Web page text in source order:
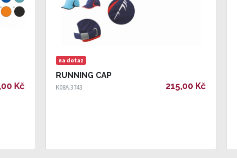
Kč
na dotaz
RUNNING CAP
K08A.3743 215,00 Kč